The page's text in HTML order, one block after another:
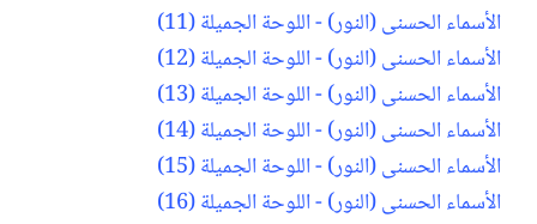
الأسماء الحسنى (النور) - اللوحة الجميلة (11)
الأسماء الحسنى (النور) - اللوحة الجميلة (12)
الأسماء الحسنى (النور) - اللوحة الجميلة (13)
الأسماء الحسنى (النور) - اللوحة الجميلة (14)
الأسماء الحسنى (النور) - اللوحة الجميلة (15)
الأسماء الحسنى (النور) - اللوحة الجميلة (16)